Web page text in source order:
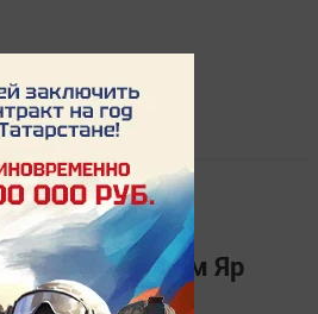
һәм Яр